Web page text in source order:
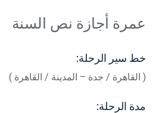
عمرة أجازة نص السنة
خط سير الرحلة:
( القاهرة / جدة – المدينة / القاهرة )
مدة الرحلة: